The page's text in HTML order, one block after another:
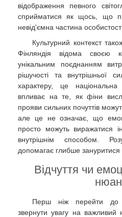
відображення певного
сприйматися як щось, що
невід'ємна частина
Культурний контекст
Фінляндія відома своєю
унікальним поєднанням
рішучості та
характеру, це національна
впливає на те, як фіни
прояви сильних почуттів
але це не означає, що
просто можуть виражатися
внутрішнім способом.
допомагає глибше зануритися
Відчуття чи
Перш ніж перейти до
звернути увагу на важливий